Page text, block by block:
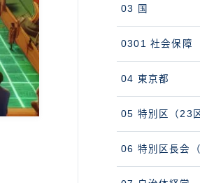
03 国
0301 社会保障
04 東京都
05 特別区（23
06 特別区長会